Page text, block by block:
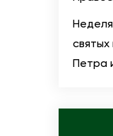
Петра